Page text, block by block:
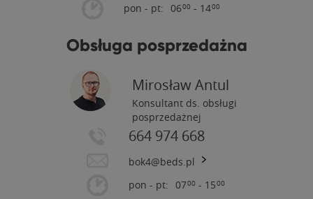
pon - pt: 0600 - 1400
Obsługa posprzedażna
Mirosław Antul
Konsultant ds. obsługi
posprzedażnej
664 974 668
bok4@beds.pl
pon - pt: 0700 - 1500